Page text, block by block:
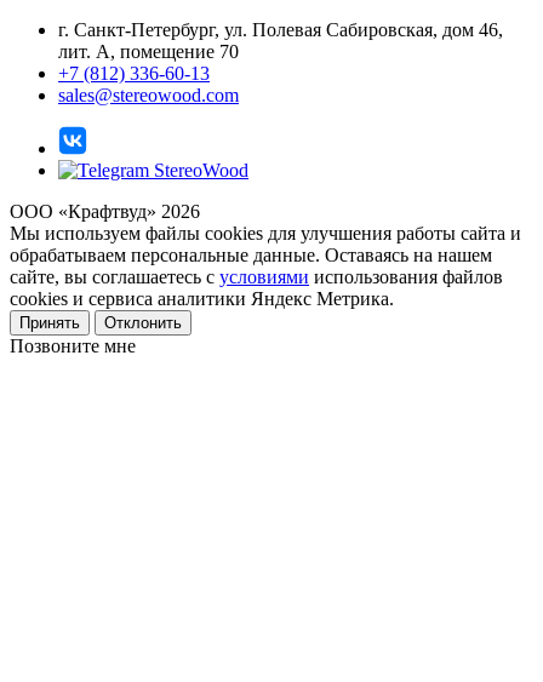
г. Санкт-Петербург, ул. Полевая Сабировская, дом 46,
лит. А, помещение 70
+7 (812) 336-60-13
sales@stereowood.com
ООО «Крафтвуд» 2026
Мы используем файлы cookies для улучшения работы сайта и
обрабатываем персональные данные. Оставаясь на нашем
сайте, вы соглашаетесь с условиями использования файлов
cookies и сервиса аналитики Яндекс Метрика.
Принять Отклонить
Позвоните мне